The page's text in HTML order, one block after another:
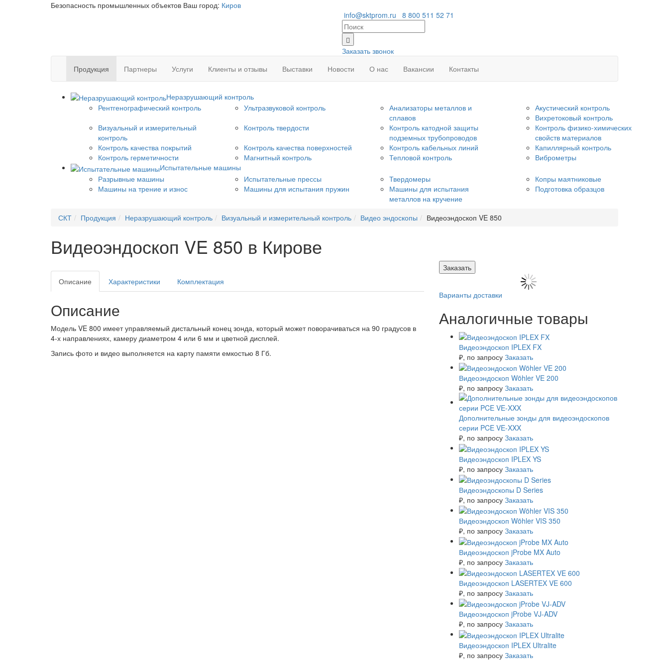
Безопасность промышленных объектов Ваш город: Киров
info@sktprom.ru
8 800 511 52 71
Заказать звонок
Продукция
Партнеры Услуги Клиенты и отзывы Выставки Новости О нас Вакансии Контакты
Неразрушающий контроль
Рентгенографический контроль
Ультразвуковой контроль
Анализаторы металлов и
сплавов
Акустический контроль
Вихретоковый контроль
Визуальный и измерительный
контроль
Контроль твердости
Контроль катодной защиты
подземных трубопроводов
Контроль физико-химических
свойств материалов
Контроль качества покрытий
Контроль качества поверхностей Контроль кабельных линий
Капиллярный контроль
Контроль герметичности
Магнитный контроль Тепловой контроль
Виброметры
Испытательные машины
Разрывные машины
Испытательные прессы Твердомеры
Копры маятниковые
Машины на трение и износ
Машины для испытания пружин
Машины для испытания
металлов на кручение
Подготовка образцов
СКТ Продукция Неразрушающий контроль Визуальный и измерительный контроль Видео эндоскопы Видеоэндоскоп VE 850
Видеоэндоскоп VE 850 в Кирове
Описание Характеристики Комплектация
Описание
Модель VE 800 имеет управляемый дистальный конец зонда, который может поворачиваться на 90 градусов в
4-х направлениях, камеру диаметром 4 или 6 мм и цветной дисплей.
Запись фото и видео выполняется на карту памяти емкостью 8 Гб.
Заказать
Варианты доставки
Аналогичные товары
Видеоэндоскоп IPLEX FX
₽, по запросу Заказать
Видеоэндоскоп Wöhler VE 200
₽, по запросу Заказать
Дополнительные зонды для видеоэндоскопов
серии PCE VE-XXX
₽, по запросу Заказать
Видеоэндоскоп IPLEX YS
₽, по запросу Заказать
Видеоэндоскопы D Series
₽, по запросу Заказать
Видеоэндоскоп Wöhler VIS 350
₽, по запросу Заказать
Видеоэндоскоп jProbe MX Auto
₽, по запросу Заказать
Видеоэндоскоп LASERTEX VE 600
₽, по запросу Заказать
Видеоэндоскоп jProbe VJ-ADV
₽, по запросу Заказать
Видеоэндоскоп IPLEX Ultralite
₽, по запросу Заказать